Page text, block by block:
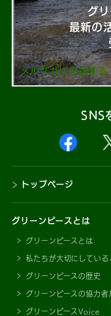
グ
最新の
メルマガに登録する
SNS
トップページ
グリーンピースとは
グリーンピースとは
私たちが大切にしている
グリーンピースの歴史
グリーンピースの協力者
グリーンピースVoice